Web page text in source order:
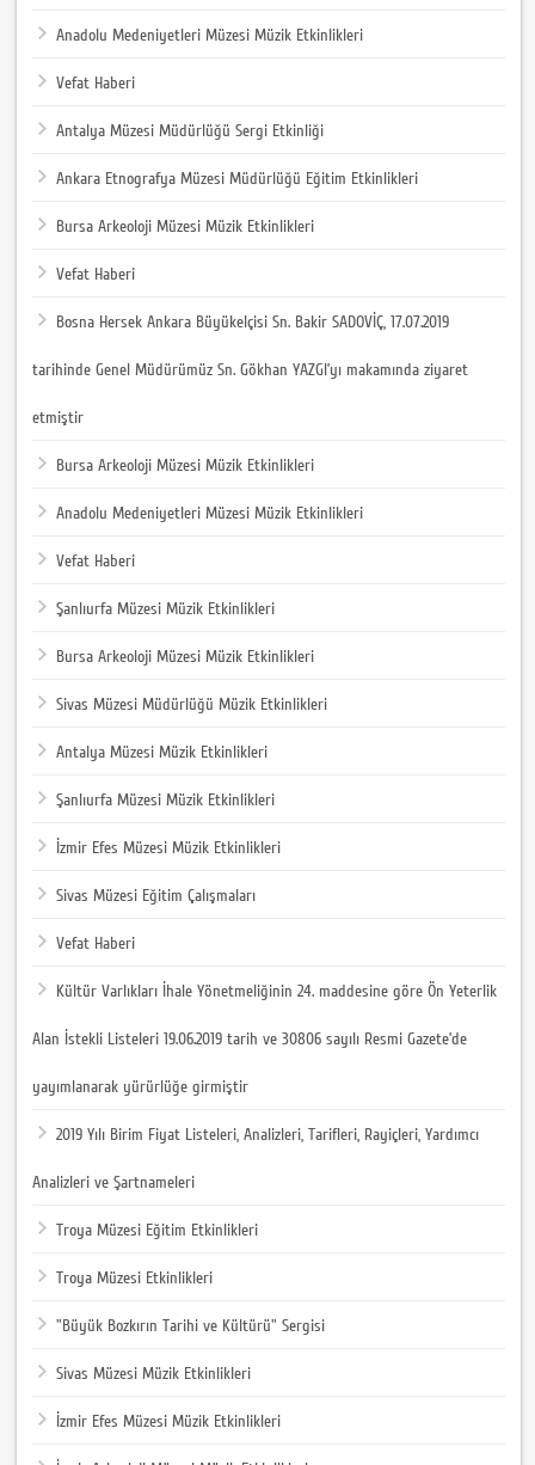
Anadolu Medeniyetleri Müzesi Müzik Etkinlikleri
Vefat Haberi
Antalya Müzesi Müdürlüğü Sergi Etkinliği
Ankara Etnografya Müzesi Müdürlüğü Eğitim Etkinlikleri
Bursa Arkeoloji Müzesi Müzik Etkinlikleri
Vefat Haberi
Bosna Hersek Ankara Büyükelçisi Sn. Bakir SADOVİÇ, 17.07.2019
tarihinde Genel Müdürümüz Sn. Gökhan YAZGI’yı makamında ziyaret
etmiştir
Bursa Arkeoloji Müzesi Müzik Etkinlikleri
Anadolu Medeniyetleri Müzesi Müzik Etkinlikleri
Vefat Haberi
Şanlıurfa Müzesi Müzik Etkinlikleri
Bursa Arkeoloji Müzesi Müzik Etkinlikleri
Sivas Müzesi Müdürlüğü Müzik Etkinlikleri
Antalya Müzesi Müzik Etkinlikleri
Şanlıurfa Müzesi Müzik Etkinlikleri
İzmir Efes Müzesi Müzik Etkinlikleri
Sivas Müzesi Eğitim Çalışmaları
Vefat Haberi
Kültür Varlıkları İhale Yönetmeliğinin 24. maddesine göre Ön Yeterlik
Alan İstekli Listeleri 19.06.2019 tarih ve 30806 sayılı Resmi Gazete’de
yayımlanarak yürürlüğe girmiştir
2019 Yılı Birim Fiyat Listeleri, Analizleri, Tarifleri, Rayiçleri, Yardımcı
Analizleri ve Şartnameleri
Troya Müzesi Eğitim Etkinlikleri
Troya Müzesi Etkinlikleri
"Büyük Bozkırın Tarihi ve Kültürü" Sergisi
Sivas Müzesi Müzik Etkinlikleri
İzmir Efes Müzesi Müzik Etkinlikleri